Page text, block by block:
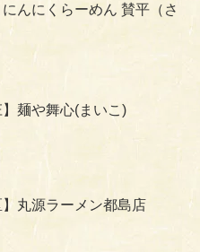
にんにくらーめん 賛平（さ
】麺や舞心(まいこ)
】丸源ラーメン都島店